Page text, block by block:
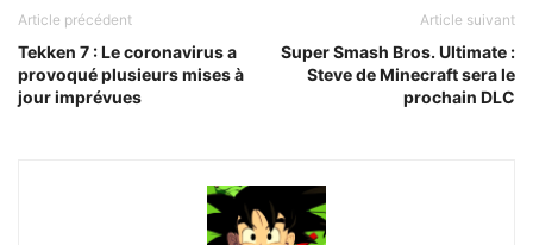
Article précédent
Tekken 7 : Le coronavirus a
provoqué plusieurs mises à
jour imprévues
Article suivant
Super Smash Bros. Ultimate :
Steve de Minecraft sera le
prochain DLC